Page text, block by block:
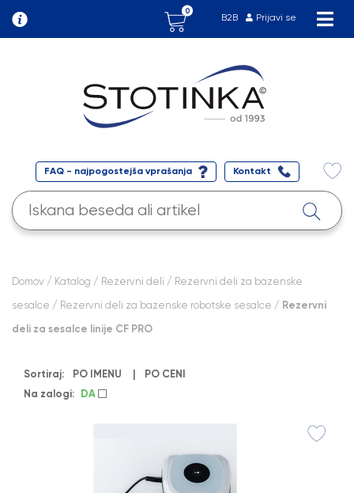
B2B Prijavi se
0
FAQ - najpogostejša vprašanja Kontakt
Domov / Katalog / Rezervni deli / Rezervni deli za bazenske
sesalce / Rezervni deli za bazenske robotske sesalce / Rezervni
deli za sesalce linije CF PRO
Sortiraj: PO IMENU
PO CENI
Na zalogi:
DA